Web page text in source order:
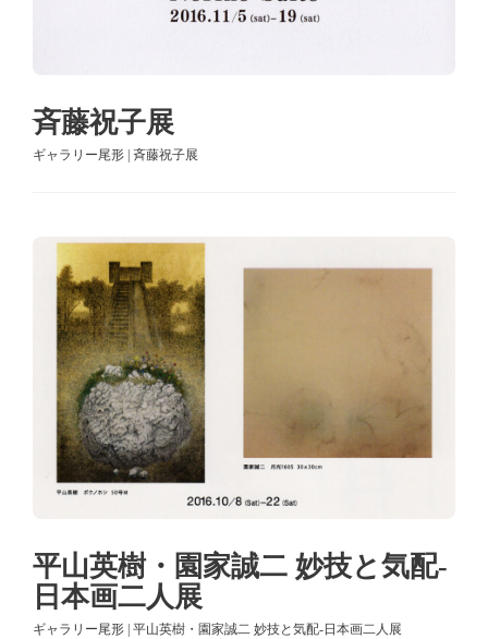
斉藤祝子展
ギャラリー尾形 | 斉藤祝子展
平山英樹・園家誠二 妙技と気配-
日本画二人展
ギャラリー尾形 | 平山英樹・園家誠二 妙技と気配-日本画二人展